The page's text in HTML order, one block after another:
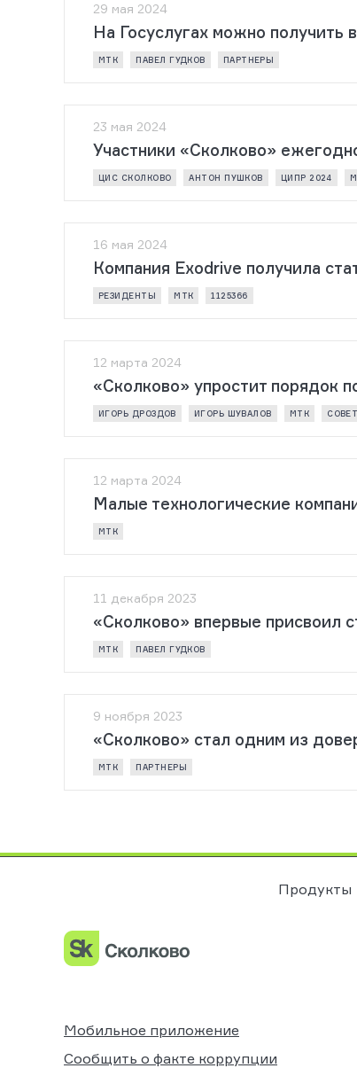
29 мая 2024
На Госуслугах можно получить
МТК ПАВЕЛ ГУДКОВ ПАРТНЕРЫ
23 мая 2024
Участники «Сколково»
ЦИС СКОЛКОВО АНТОН ПУШКОВ ЦИПР 2024
16 мая 2024
Компания Exodrive получила
РЕЗИДЕНТЫ МТК 1125366
12 марта 2024
«Сколково» упростит порядок
ИГОРЬ ДРОЗДОВ ИГОРЬ ШУВАЛОВ МТК
12 марта 2024
Малые технологические
МТК
11 декабря 2023
«Сколково» впервые присвоил
МТК ПАВЕЛ ГУДКОВ
9 ноября 2023
«Сколково» стал одним из
МТК ПАРТНЕРЫ
Продукты
Мобильное приложение
Сообщить о факте коррупции